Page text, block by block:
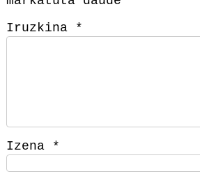
Iruzkina
*
Izena *